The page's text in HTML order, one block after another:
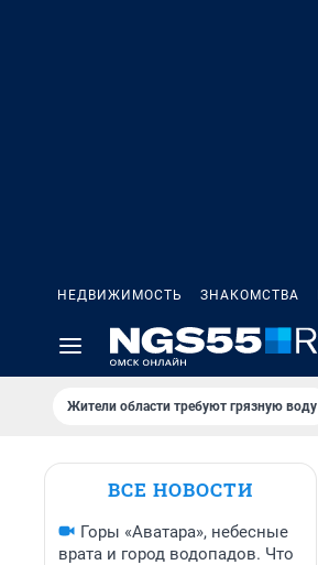
НЕДВИЖИМОСТЬ ЗНАКОМСТВА
Жители области требуют грязную воду
ВСЕ НОВОСТИ
Горы «Аватара», небесные
врата и город водопадов. Что